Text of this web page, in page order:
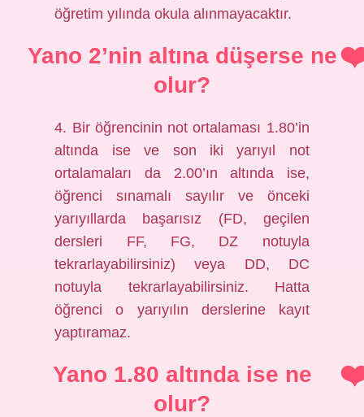
öğretim yılında okula alınmayacaktır.
Yano 2’nin altına düşerse ne
olur?
4. Bir öğrencinin not ortalaması 1.80’in
altında ise ve son iki yarıyıl not
ortalamaları da 2.00’ın altında ise,
öğrenci sınamalı sayılır ve önceki
yarıyıllarda başarısız (FD, geçilen
dersleri FF, FG, DZ notuyla
tekrarlayabilirsiniz) veya DD, DC
notuyla tekrarlayabilirsiniz. Hatta
öğrenci o yarıyılın derslerine kayıt
yaptıramaz.
Yano 1.80 altında ise ne
olur?